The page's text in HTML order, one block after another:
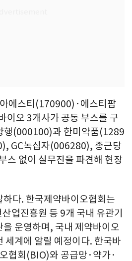
에스티(170900)·에스티팜
이오 3개사가 공동 부스를 구
행(000100)과 한미약품(1289
GC녹십자(006280), 종근당
스 없이 실무진을 파견해 현장
하다. 한국제약바이오협회는
업진흥원 등 9개 국내 유관기
운영하며, 국내 제약바이오
세계에 알릴 예정이다. 한국바
협회(BIO)와 공급망·약가·